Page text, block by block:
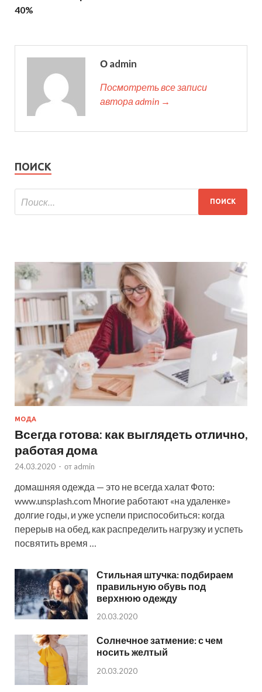
40%
О admin
Посмотреть все записи
автора admin →
ПОИСК
МОДА
Всегда готова: как выглядеть отлично,
работая дома
24.03.2020 - от admin
домашняя одежда — это не всегда халат Фото:
www.unsplash.com Многие работают «на удаленке»
долгие годы, и уже успели приспособиться: когда
перерыв на обед, как распределить нагрузку и успеть
посвятить время …
Стильная штучка: подбираем
правильную обувь под
верхнюю одежду
20.03.2020
Солнечное затмение: с чем
носить желтый
20.03.2020